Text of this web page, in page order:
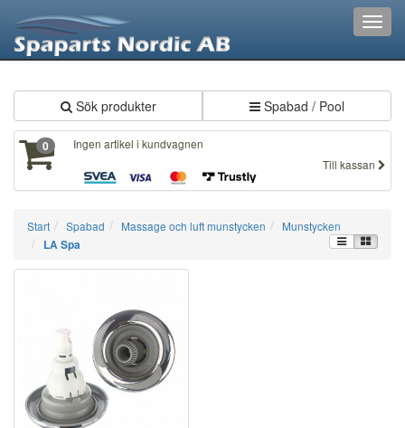
Sök produkter Spabad / Pool
0
Ingen artikel i kundvagnen
Till kassan
Start Spabad Massage och luft munstycken
Munstycken
LA Spa